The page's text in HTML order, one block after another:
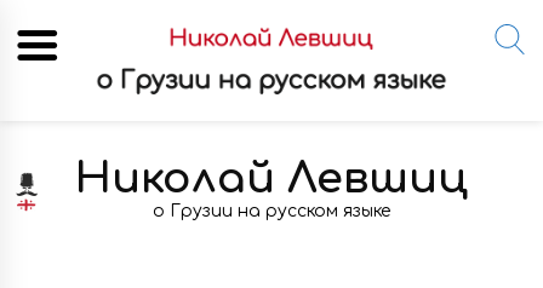
content
Николай Левшиц
о Грузии на русском языке